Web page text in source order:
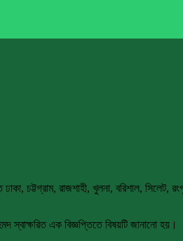
চট্টগ্রাম, রাজশাহী, খুলনা, বরিশাল,
স্বাক্ষরিত এক বিজ্ঞপ্তিতে বিষয়টি জানানো হয়।